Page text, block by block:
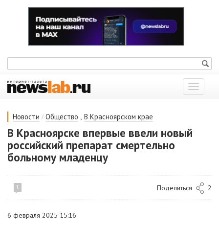
Показать
меню
Новости / Общество , В Красноярском крае
В Красноярске впервые ввели новый
российский препарат смертельно
больному младенцу
1 Поделиться 2
6 февраля 2025 15:16